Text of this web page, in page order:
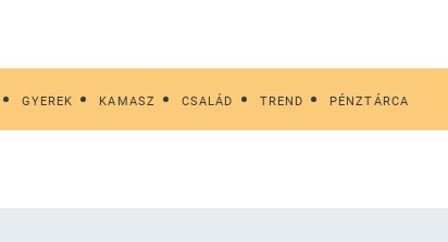
GYEREK KAMASZ CSALÁD TREND PÉNZTÁRCA